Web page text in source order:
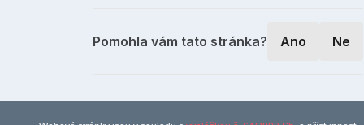
Pomohla vám tato stránka? Ano Ne